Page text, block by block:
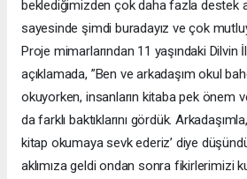
beklediğimizden çok daha fazla destek
sayesinde şimdi buradayız ve çok
Proje mimarlarından 11 yaşındaki Dilvin
açıklamada, ”Ben ve arkadaşım okul
okuyorken, insanların kitaba pek önem
da farklı baktıklarını gördük.
kitap okumaya sevk ederiz’ diye
aklımıza geldi ondan sonra fikirlerimizi